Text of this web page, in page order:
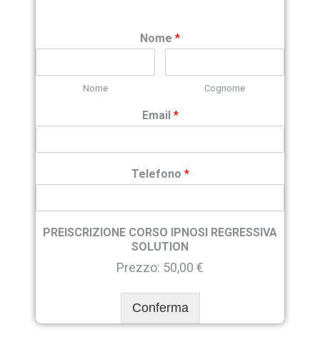
Nome *
Nome Cognome
Email *
Telefono *
PREISCRIZIONE CORSO IPNOSI REGRESSIVA
SOLUTION
Prezzo: 50,00 €
Conferma